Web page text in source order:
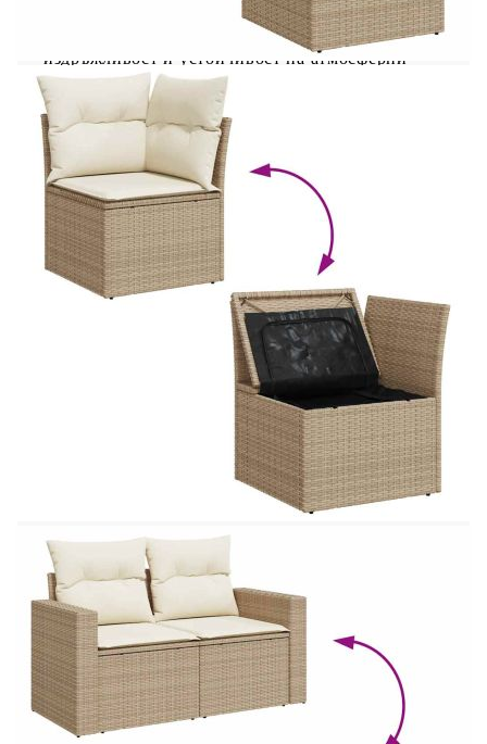
Той е лек, лесен за почистване и често се
използва за външни мебели поради своята
издръжливост и устойчивост на атмосферни
влияния.Функция за съхранение с
водоустойчива чанта: Градинската мебел
разполага с място за съхранение под седалката,
допълнено с водоустойчива чанта за съхранение
на възглавници, играчки и други предмети.
Вътрешната чанта може да бъде здраво
закрепена към външната мебел със закопчалки
за допълнителна стабилност.Универсална
табуретка за крака: Табуретката е универсална и
служи като удобна поставка за крака, когато се
излежавате на дивана или като допълнителна
седалка във вашата градина.Калъф, който може
да се сваля и може да се пере: Тези възглавници
за седалки имат подвижни калъфи за лесно
пране и поддръжка.Модулен дизайн: Този
комплект външни мебели има модулен дизайн,
което го прави напълно гъвкав и лесен за
преместване, така че можете да създадете
персонализирана подредба на външни мебели.
Добре е да се знае:За да сте сигурни, че вашите
външни мебели ще останат красиви, ви
препоръчваме да ги защитите с водоустойчиво
Размери на водоустойчивата чанта: 55 x 53
x 34 см (Д x Ш x В)
Максимален капацитет на теглото (на
седалка): 110 кг
UV устойчив
Пластмасови регулируеми крачета
Необходим е монтаж